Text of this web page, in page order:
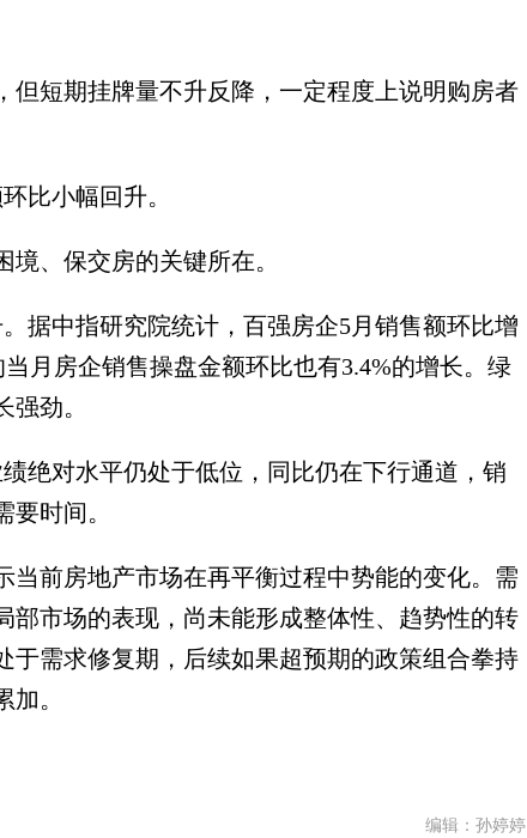
短期挂牌量不升反降，一定程度上说明购房者
比小幅回升。
、保交房的关键所在。
中指研究院统计，百强房企5月销售额环比增
月房企销售操盘金额环比也有3.4%的增长。绿
劲。
对水平仍处于低位，同比仍在下行通道，销
时间。
前房地产市场在再平衡过程中势能的变化。需
部市场的表现，尚未能形成整体性、趋势性的转
于需求修复期，后续如果超预期的政策组合拳持
。
编辑：孙婷婷